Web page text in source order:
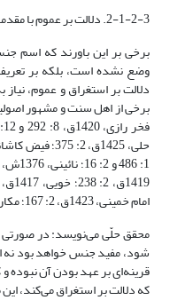
2-1-2-3. دلالت بر عموم با مقدمات حکمت و قرینه خاص
برخی بر این باورند که اسم
وضع نشده است، بلکه بر
دلالت بر استغراق و عموم،
برخی از اهل سنت و مشهور
امام خمینی، 1423ق، 2: 167؛ مکارم شیرازی، 1428ق، ‏2: 84).
محقق حلّی می‌نویسد: در صورتی
شود، مفید جنس خواهد بود نه
قرینه‌ای بر عهد بودن آن نبوده
که دلالت بر استغراق می‌کند، این